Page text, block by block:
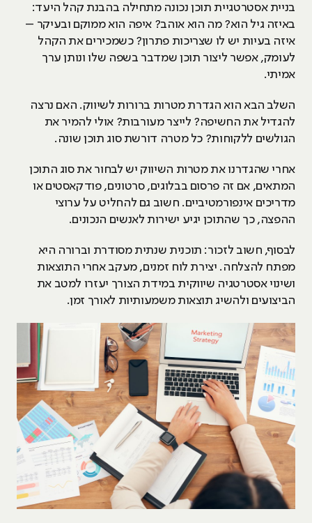
בניית אסטרטגיית תוכן נכונה מתחילה בהבנת קהל היעד:
באיזה גיל הוא? מה הוא אוהב? איפה הוא ממוקם ובעיקר –
איזה בעיות יש לו שצריכות פתרון? כשמכירים את הקהל
לעומק, אפשר ליצור תוכן שמדבר בשפה שלו ונותן ערך
אמיתי.
השלב הבא הוא הגדרת מטרות ברורות לשיווק. האם נרצה
להגדיל את החשיפה? לייצר מעורבות? אולי להמיר את
הגולשים ללקוחות? כל מטרה דורשת סוג תוכן שונה.
אחרי שהגדרנו את מטרות השיווק יש לבחור את סוג התוכן
המתאים, אם זה פרסום בבלוגים, סרטונים, פודקאסטים או
מדריכים אינפורמטיביים. חשוב גם להחליט על ערוצי
ההפצה, כך שהתוכן יגיע ישירות לאנשים הנכונים.
לבסוף, חשוב לזכור: תוכנית שנתית מסודרת וברורה היא
מפתח להצלחה. יצירת לוח זמנים, מעקב אחרי התוצאות
ושינוי אסטרטגיה שיווקית במידת הצורך יעזרו למטב את
הביצועים ולהשיג תוצאות משמעותיות לאורך זמן.